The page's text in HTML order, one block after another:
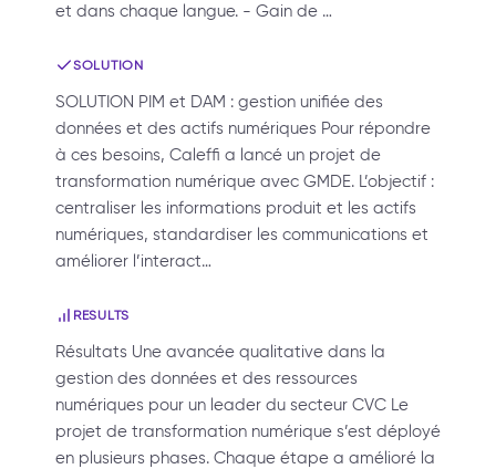
et dans chaque langue. - Gain de …
SOLUTION
SOLUTION PIM et DAM : gestion unifiée des
données et des actifs numériques Pour répondre
à ces besoins, Caleffi a lancé un projet de
transformation numérique avec GMDE. L’objectif :
centraliser les informations produit et les actifs
numériques, standardiser les communications et
améliorer l’interact…
RESULTS
Résultats Une avancée qualitative dans la
gestion des données et des ressources
numériques pour un leader du secteur CVC Le
projet de transformation numérique s’est déployé
en plusieurs phases. Chaque étape a amélioré la